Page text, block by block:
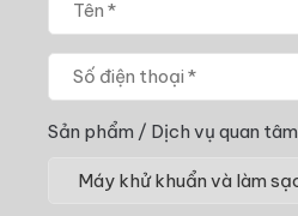
Sản phẩm / Dịch vụ quan tâm